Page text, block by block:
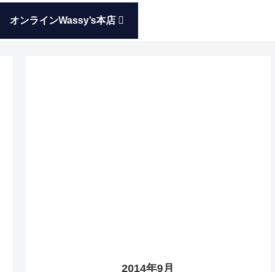
オンラインWassy’s本店
2014年9月